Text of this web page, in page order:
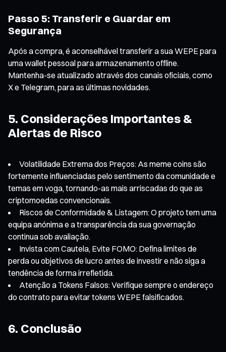
Passo 5: Transferir e Guardar em
Segurança
Após a compra, é aconselhável transferir a sua WEPE para
uma wallet pessoal para armazenamento offline.
Mantenha-se atualizado através dos canais oficiais, como
X e Telegram, para as últimas novidades.
5. Considerações Importantes &
Alertas de Risco
Volatilidade Extrema dos Preços: As meme coins são
fortemente influenciadas pelo sentimento da comunidade e
temas em voga, tornando-as mais arriscadas do que as
criptomoedas convencionais.
Riscos de Conformidade & Listagem: O projeto tem uma
equipa anónima e a transparência da sua governação
continua sob avaliação.
Invista com Cautela, Evite FOMO: Defina limites de
perda ou objetivos de lucro antes de investir e não siga a
tendência de forma irrefletida.
Atenção a Tokens Falsos: Verifique sempre o endereço
do contrato para evitar tokens WEPE falsificados.
6. Conclusão